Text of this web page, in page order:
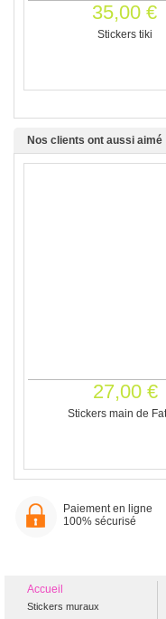
35,00 €
Stickers tiki
Nos clients ont aussi aimé
27,00 €
Stickers main de
Paiement en ligne
100% sécurisé
Accueil
Stickers muraux